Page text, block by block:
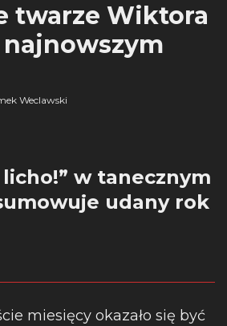
twarze Wiktora
najnowszym
Weclawski
w tanecznym
udany rok
miesięcy okazało się być